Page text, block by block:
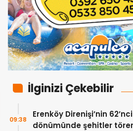
İlginizi Çekebilir
Erenköy Direnişi’nin 62’nci
dönümünde şehitler
09:38